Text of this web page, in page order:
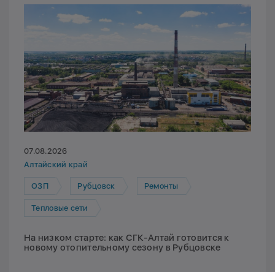
07.08.2026
Алтайский край
ОЗП Рубцовск Ремонты
Тепловые сети
На низком старте: как СГК-Алтай готовится к
новому отопительному сезону в Рубцовске